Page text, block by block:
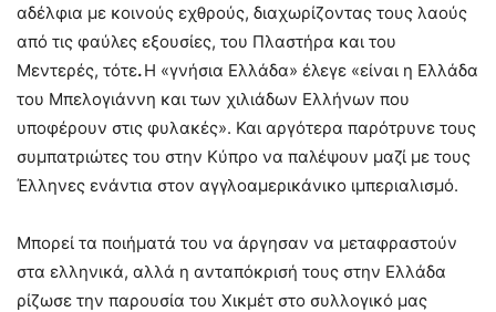
αδέλφια με κοινούς εχθρούς, διαχωρίζοντας τους λαούς
από τις φαύλες εξουσίες, του Πλαστήρα και του
Μεντερές, τότε.Η «γνήσια Ελλάδα» έλεγε «είναι η Ελλάδα
του Μπελογιάννη και των χιλιάδων Ελλήνων που
υποφέρουν στις φυλακές». Και αργότερα παρότρυνε τους
συμπατριώτες του στην Κύπρο να παλέψουν μαζί με τους
Έλληνες ενάντια στον αγγλοαμερικάνικο ιμπεριαλισμό.
Μπορεί τα ποιήματά του να άργησαν να μεταφραστούν
στα ελληνικά, αλλά η ανταπόκρισή τους στην Ελλάδα
ρίζωσε την παρουσία του Χικμέτ στο συλλογικό μας